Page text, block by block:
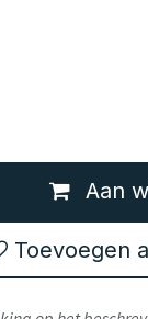
Aan
Toevoegen